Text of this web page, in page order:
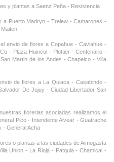
y plantas a Saenz Peña - Resistencia
a Puerto Madryn - Trelew - Camarones -
envio de flores a Copahue - Caviahue -
- Plaza Huincul - Plottier - Centenario -
Martin de los Andes - Chapelco - Villa
de flores a La Quiaca - Casabindo -
De Jujuy - Ciudad Libertador San
florerias asociadas realizamos el
Pico - Intendente Alvear - Guatrache
- General Acha
o plantas a las ciudades de Aimogasta
Union - La Rioja - Patquia - Chamical -